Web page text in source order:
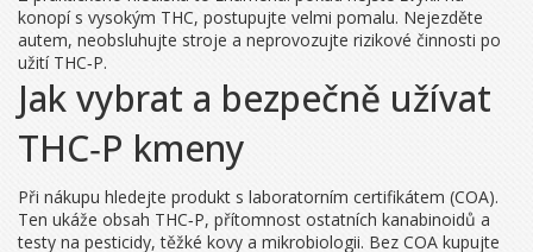
konopí s vysokým THC, postupujte velmi pomalu. Nejezděte
autem, neobsluhujte stroje a neprovozujte rizikové činnosti po
užití THC‑P.
Jak vybrat a bezpečně užívat
THC‑P kmeny
Při nákupu hledejte produkt s laboratorním certifikátem (COA).
Ten ukáže obsah THC‑P, přítomnost ostatních kanabinoidů a
testy na pesticidy, těžké kovy a mikrobiologii. Bez COA kupujte